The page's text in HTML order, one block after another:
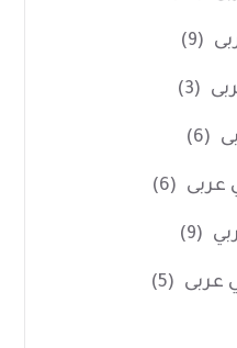
(9)
(3)
(6)
عربى (6)
(9)
عربى (5)